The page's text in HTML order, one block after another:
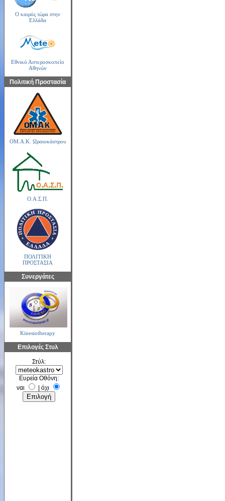
Ο καιρός τώρα στην
Ελλάδα
Εθνικό Αστεροσκοπείο
Αθηνών
Πολιτική Προστασία
ΟΜ.Α.Κ. Ωραιοκάστρου
Ο.Α.Σ.Π.
ΠΟΛΙΤΙΚΗ
ΠΡΟΣΤΑΣΙΑ
Συνεργάτες
Kinesiotherapy
Επιλογές Στυλ
Στύλ:
Ευρεία Οθόνη:
ναι
όχι